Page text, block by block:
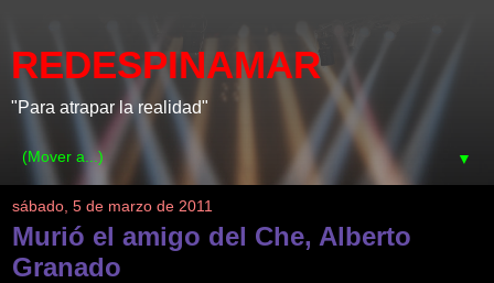
REDESPINAMAR
"Para atrapar la realidad"
▼
sábado, 5 de marzo de 2011
Murió el amigo del Che, Alberto
Granado